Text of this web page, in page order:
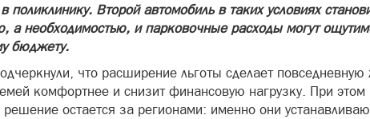
поликлинику. Второй автомобиль в таких условиях
а необходимостью, и парковочные расходы могут
бюджету.
что расширение льготы сделает
комфортнее и снизит финансовую нагрузку. При этом
решение остается за регионами: именно они